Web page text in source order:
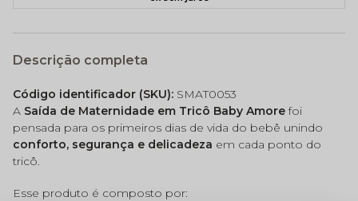
Descrição completa
Código identificador (SKU): SMAT0053
A Saída de Maternidade em Tricô Baby Amore foi
pensada para os primeiros dias de vida do bebê unindo
conforto, segurança e delicadeza em cada ponto do
tricô.
Esse produto é composto por: